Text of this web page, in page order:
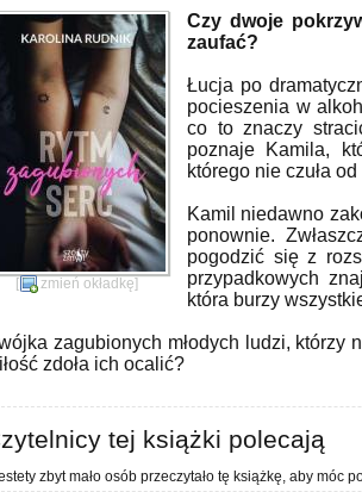
[ zmień okładkę]
Czy dwoje
zaufać?
Łucja po
pocieszenia w
co to znaczy
poznaje Kamila,
którego nie czuła
Kamil niedawno
ponownie.
pogodzić się z
przypadkowych
która burzy
zagubionych młodych ludzi, którzy
zdoła ich ocalić?
tej książki polecają
zbyt mało osób przeczytało tę książkę, aby móc